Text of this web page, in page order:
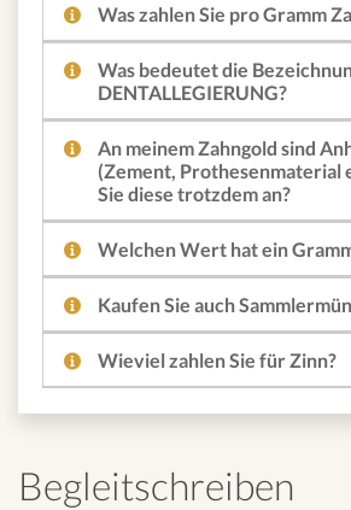
Was zahlen Sie pro Gramm
Was bedeutet die
DENTALLEGIERUNG?
An meinem Zahngold sind
(Zement, Prothesenmaterial
Sie diese trotzdem an?
Welchen Wert hat ein
Kaufen Sie auch
Wieviel zahlen Sie für Zinn?
Begleitschreiben